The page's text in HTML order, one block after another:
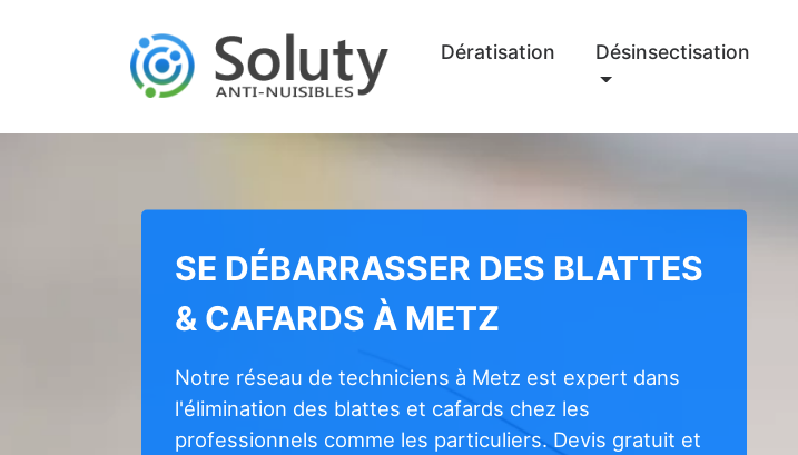
Dératisation Désinsectisation
SE DÉBARRASSER DES BLATTES
& CAFARDS À METZ
Notre réseau de techniciens à Metz est expert dans
l'élimination des blattes et cafards chez les
professionnels comme les particuliers. Devis gratuit et